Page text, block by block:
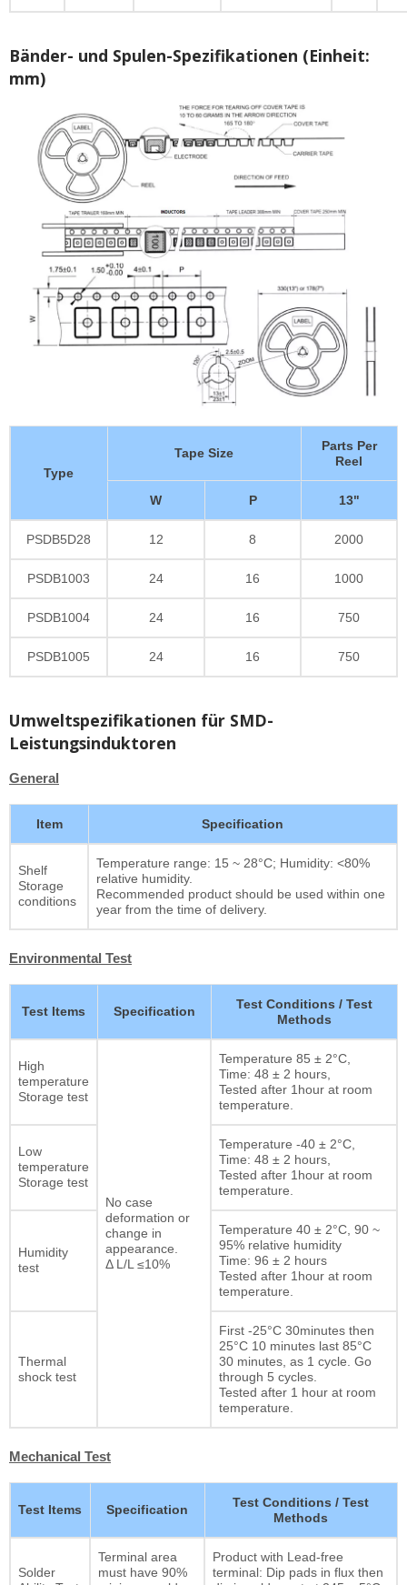
Bänder- und Spulen-Spezifikationen (Einheit:
mm)
Type
Tape Size
Parts Per
Reel
W P 13"
PSDB5D28 12 8 2000
PSDB1003 24 16 1000
PSDB1004 24 16 750
PSDB1005 24 16 750
Umweltspezifikationen für SMD-
Leistungsinduktoren
General
Item Specification
Shelf
Storage
conditions
Temperature range: 15 ~ 28°C; Humidity: <80%
relative humidity.
Recommended product should be used within one
year from the time of delivery.
Environmental Test
Test Items Specification
Test Conditions / Test
Methods
High
temperature
Storage test
No case
deformation or
change in
appearance.
Δ L/L ≤10%
Temperature 85 ± 2°C,
Time: 48 ± 2 hours,
Tested after 1hour at room
temperature.
Low
temperature
Storage test
Temperature -40 ± 2°C,
Time: 48 ± 2 hours,
Tested after 1hour at room
temperature.
Humidity
test
Temperature 40 ± 2°C, 90 ~
95% relative humidity
Time: 96 ± 2 hours
Tested after 1hour at room
temperature.
Thermal
shock test
First -25°C 30minutes then
25°C 10 minutes last 85°C
30 minutes, as 1 cycle. Go
through 5 cycles.
Tested after 1 hour at room
temperature.
Mechanical Test
Test Items Specification
Test Conditions / Test
Methods
Solder
Terminal area
must have 90%
Product with Lead-free
terminal: Dip pads in flux then